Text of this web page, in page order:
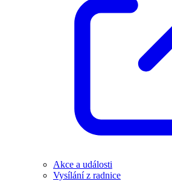
Akce a události
Vysílání z radnice